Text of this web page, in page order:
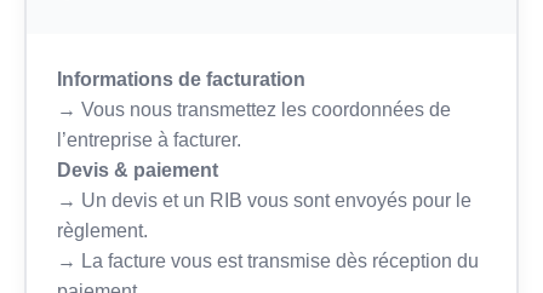
Informations de facturation
→ Vous nous transmettez les coordonnées de
l’entreprise à facturer.
Devis & paiement
→ Un devis et un RIB vous sont envoyés pour le
règlement.
→ La facture vous est transmise dès réception du